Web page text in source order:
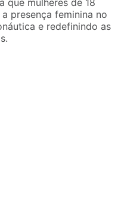
que mulheres de 18
presença feminina no
e redefinindo as